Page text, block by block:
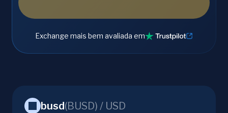
Exchange mais bem avaliada em
busd(BUSD) / USD